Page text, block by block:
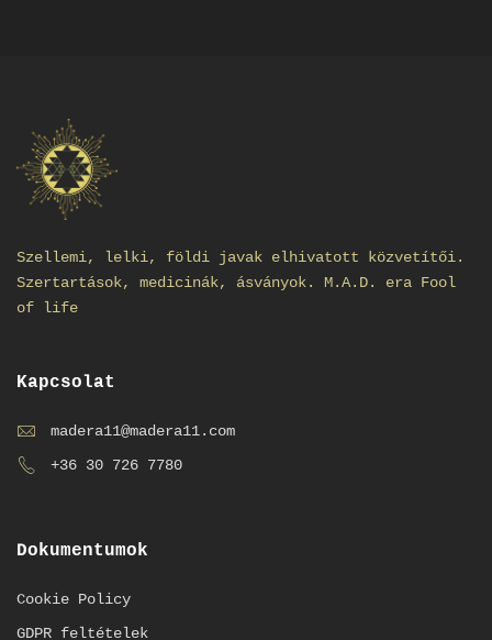
Szellemi, lelki, földi javak elhivatott közvetítői.
Szertartások, medicinák, ásványok. M.A.D. era Fool
of life
Kapcsolat
madera11@madera11.com
+36 30 726 7780
Dokumentumok
Cookie Policy
GDPR feltételek